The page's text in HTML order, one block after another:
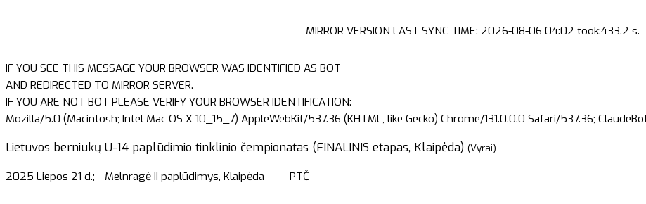
MIRROR VERSION LAST SYNC TIME: 2026-08-06 04:02 took:433.2 s.
IF YOU SEE THIS MESSAGE YOUR BROWSER WAS IDENTIFIED AS BOT
AND REDIRECTED TO MIRROR SERVER.
IF YOU ARE NOT BOT PLEASE VERIFY YOUR BROWSER IDENTIFICATION:
Mozilla/5.0 (Macintosh; Intel Mac OS X 10_15_7) AppleWebKit/537.36 (KHTML, like Gecko) Chrome/131.0.0.0 Safari/537.36;
Lietuvos berniukų U-14 paplūdimio tinklinio čempionatas (FINALINIS etapas, Klaipėda) (Vyrai)
2025 Liepos 21 d.; Melnragė II paplūdimys, Klaipėda PTČ